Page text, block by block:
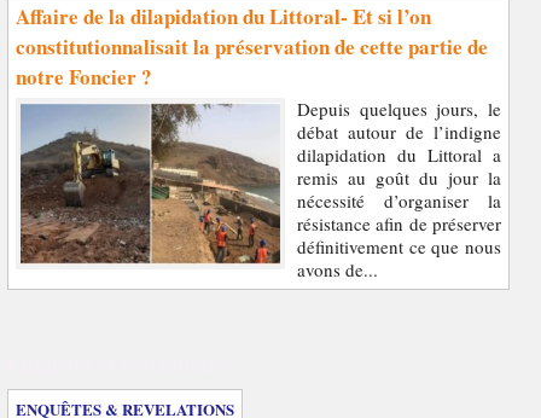
Affaire de la dilapidation du Littoral- Et si l’on
constitutionnalisait la préservation de cette partie de
notre Foncier ?
Depuis quelques jours, le
débat autour de l’indigne
dilapidation du Littoral a
remis au goût du jour la
nécessité d’organiser la
résistance afin de préserver
définitivement ce que nous
avons de...
ENQUÊTES & REVELATIONS